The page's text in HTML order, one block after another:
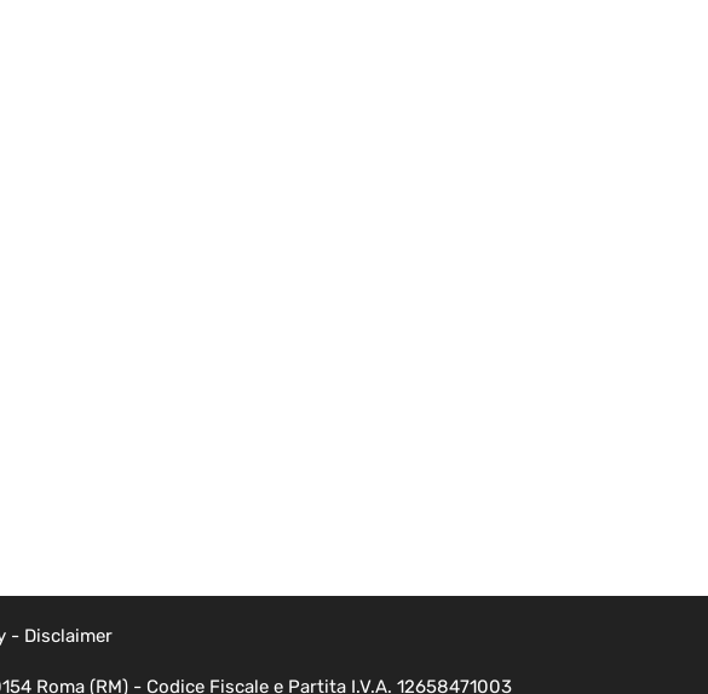
- Disclaimer
Roma (RM) - Codice Fiscale e Partita I.V.A. 12658471003